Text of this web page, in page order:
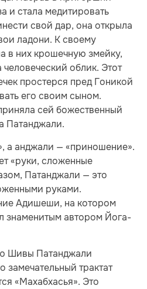
и стала медитировать
свой дар, она открыла
ладони. К своему
в них крошечную змейку,
облик. Этот
простерся пред Гоникой
его своим сыном.
сей божественный
Патанджали.
а анджали — «приношение».
«руки, сложенные
Патанджали — это
руками.
Адишеши, на котором
знаменитым автором Йога-
Шивы Патанджали
замечательный трактат
«Махабхасья». Это